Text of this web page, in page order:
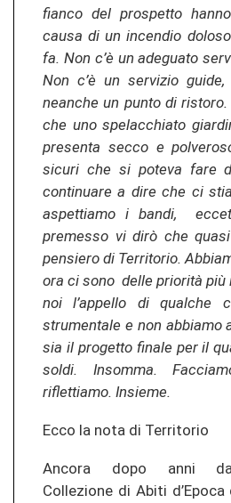
fianco del prospetto
causa di un incendio
fa. Non c’è un adeguato
Non c’è un servizio
neanche un punto di
che uno spelacchiato
presenta secco e
sicuri che si poteva fare
continuare a dire che ci
aspettiamo i bandi,
premesso vi dirò che
pensiero di Territorio.
ora ci sono delle priorità più
noi l’appello di qualche
strumentale e non abbiamo
sia il progetto finale per il
soldi. Insomma.
riflettiamo. Insieme.
Ecco la nota di Territorio
Ancora dopo anni
Collezione di Abiti